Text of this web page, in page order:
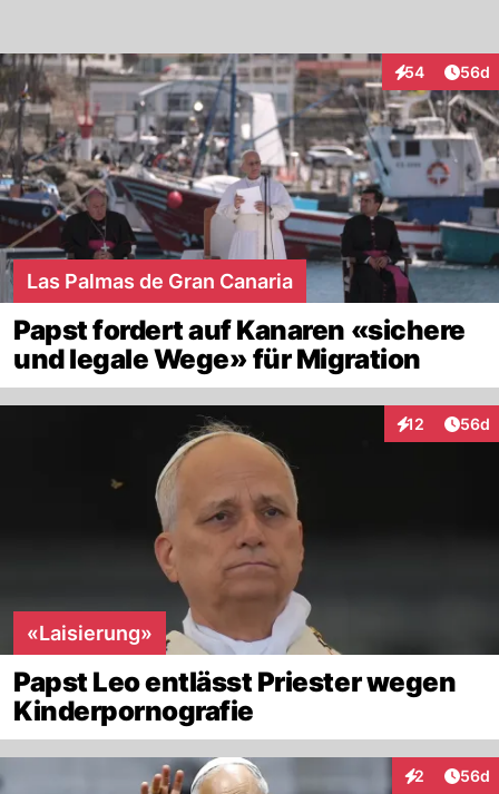
54
Interaktionen
56d
Las Palmas de Gran Canaria
Papst fordert auf Kanaren «sichere
und legale Wege» für Migration
12
Interaktionen
56d
«Laisierung»
Papst Leo entlässt Priester wegen
Kinderpornografie
2
Interaktionen
56d